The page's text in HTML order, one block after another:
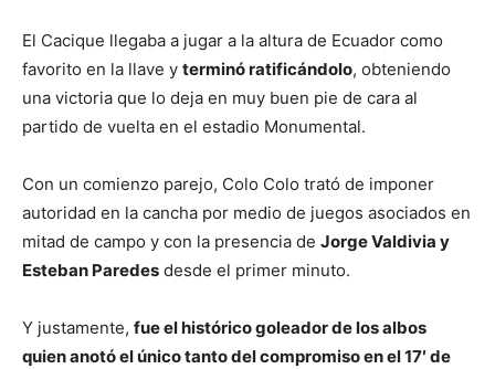
El Cacique llegaba a jugar a la altura de Ecuador como
favorito en la llave y terminó ratificándolo, obteniendo
una victoria que lo deja en muy buen pie de cara al
partido de vuelta en el estadio Monumental.
Con un comienzo parejo, Colo Colo trató de imponer
autoridad en la cancha por medio de juegos asociados en
mitad de campo y con la presencia de Jorge Valdivia y
Esteban Paredes desde el primer minuto.
Y justamente, fue el histórico goleador de los albos
quien anotó el único tanto del compromiso en el 17′ de